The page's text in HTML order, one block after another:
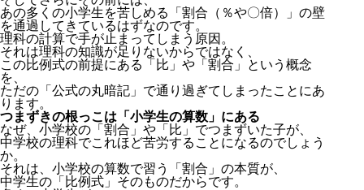
あの多くの小学生を苦しめる「割合（％や〇倍）」の壁
を通過してきているはずなのです。
理科の計算で手が止まってしまう原因。
それは理科の知識が足りないからではなく、
この比例式の前提にある「比」や「割合」という概念
を、
ただの「公式の丸暗記」で通り過ぎてしまったことにあ
ります。
つまずきの根っこは「小学生の算数」にある
なぜ、小学校の「割合」や「比」でつまずいた子が、
中学校の理科でこれほど苦労することになるのでしょう
か。
それは、小学校の算数で習う「割合」の本質が、
中学生の「比例式」そのものだからです。